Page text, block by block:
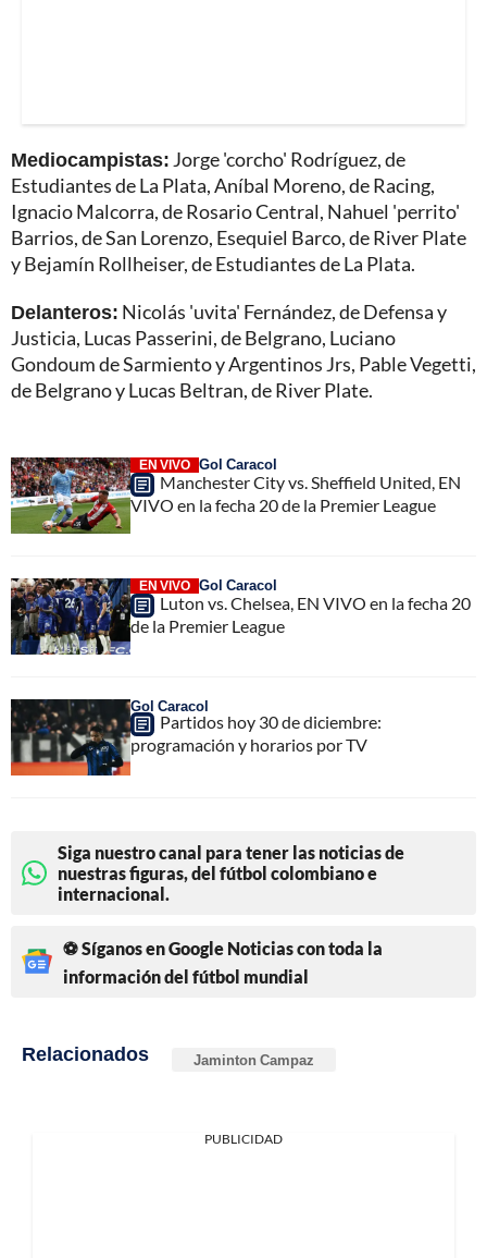
Mediocampistas: Jorge 'corcho' Rodríguez, de
Estudiantes de La Plata, Aníbal Moreno, de Racing,
Ignacio Malcorra, de Rosario Central, Nahuel 'perrito'
Barrios, de San Lorenzo, Esequiel Barco, de River Plate
y Bejamín Rollheiser, de Estudiantes de La Plata.
Delanteros: Nicolás 'uvita' Fernández, de Defensa y
Justicia, Lucas Passerini, de Belgrano, Luciano
Gondoum de Sarmiento y Argentinos Jrs, Pable Vegetti,
de Belgrano y Lucas Beltran, de River Plate.
EN VIVO Gol Caracol
Manchester City vs. Sheffield United, EN
VIVO en la fecha 20 de la Premier League
EN VIVO Gol Caracol
Luton vs. Chelsea, EN VIVO en la fecha 20
de la Premier League
Gol Caracol
Partidos hoy 30 de diciembre:
programación y horarios por TV
Siga nuestro canal para tener las noticias de
nuestras figuras, del fútbol colombiano e
internacional.
⚽ Síganos en Google Noticias con toda la
información del fútbol mundial
Relacionados Jaminton Campaz
PUBLICIDAD